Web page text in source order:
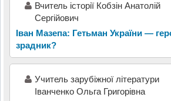
Вчитель історії Кобзін Анатолій
Сергійович
Іван Мазепа: Гетьман України —
зрадник?
Учитель зарубіжної літератури
Іванченко Ольга Григорівна